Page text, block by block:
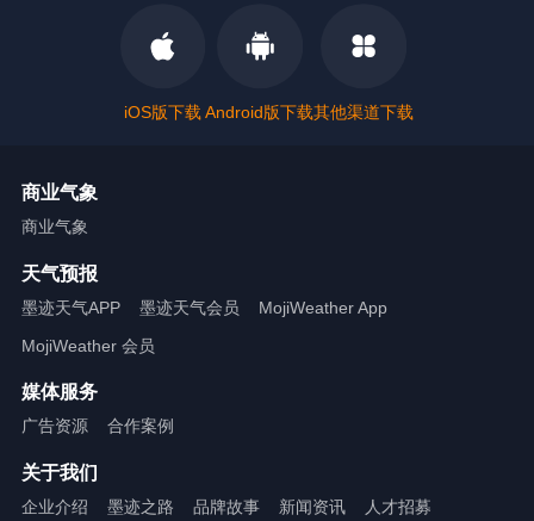
iOS版下载 Android版下载其他渠道下载
商业气象
商业气象
天气预报
墨迹天气APP 墨迹天气会员
MojiWeather App
MojiWeather 会员
媒体服务
广告资源 合作案例
关于我们
企业介绍 墨迹之路 品牌故事 新闻资讯 人才招募